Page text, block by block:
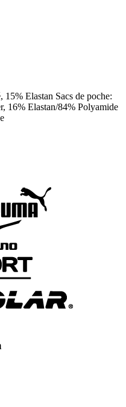
Elastan Sacs de poche:
16% Elastan/84% Polyamide